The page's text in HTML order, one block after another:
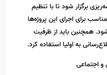
برگزار شود تا با تنظیم
برای اجرای این پروژه‌ها
همچنین باید از ظرفیت
به اولیا استفاده کرد.
و اجتماعی